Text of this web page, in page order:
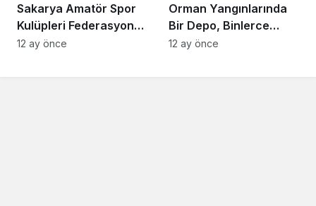
Sakarya Amatör Spor
Kulüpleri Federasyonu
(ASKF) Başkanı Yaşar
12 ay önce
Orman Yangınlarında
Bir Depo, Binlerce
Hektarı Kurtarabilir
12 ay önce